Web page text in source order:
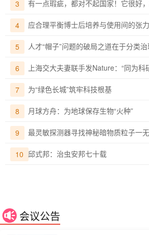
3 有一点瑕疵，都对不起国家！它很好，
4 应合理平衡博士后培养与使用间的张力
5 人才“帽子”问题的破局之道在于分类治
6 上海交大夫妻联手发Nature：“同为
7 为“绿色长城”筑牢科技根基
8 月球方舟：为地球保存生物“火种”
9 最灵敏探测器寻找神秘暗物质粒子一
10 邱式邦：治虫安邦七十载
会议公告